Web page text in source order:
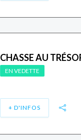
CHASSE AU
EN VEDETTE
+ D'INFOS